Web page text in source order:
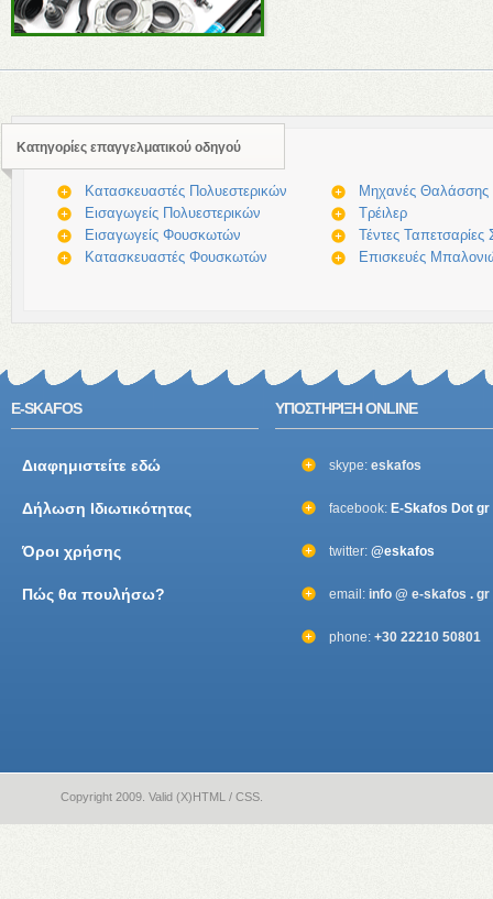
Κατηγορίες επαγγελματικού οδηγού
Κατασκευαστές Πολυεστερικών
Εισαγωγείς Πολυεστερικών
Εισαγωγείς Φουσκωτών
Κατασκευαστές Φουσκωτών
Μηχανές Θαλάσσης
Τρέιλερ
Τέντες
Επισκευές
E-SKAFOS
Διαφημιστείτε εδώ
Δήλωση Ιδιωτικότητας
Όροι χρήσης
Πώς θα πουλήσω?
ΥΠΟΣΤΗΡΙΞΗ ONLINE
skype: eskafos
facebook: E-Skafos Dot gr
twitter: @eskafos
email: info @ e-skafos . gr
phone: +30 22210 50801
Copyright 2009. Valid (X)HTML / CSS.